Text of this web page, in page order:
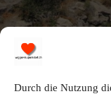
Durch die Nutzung